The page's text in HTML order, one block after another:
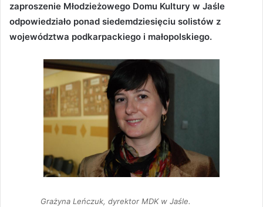
zaproszenie Młodzieżowego Domu Kultury w Jaśle
odpowiedziało ponad siedemdziesięciu solistów z
województwa podkarpackiego i małopolskiego.
Grażyna Leńczuk, dyrektor MDK w Jaśle.